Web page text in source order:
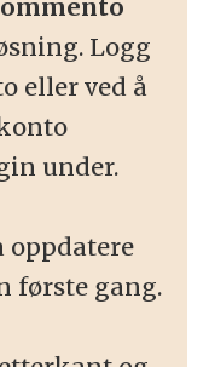
Logg
eller ved å
under.
oppdatere
første gang.